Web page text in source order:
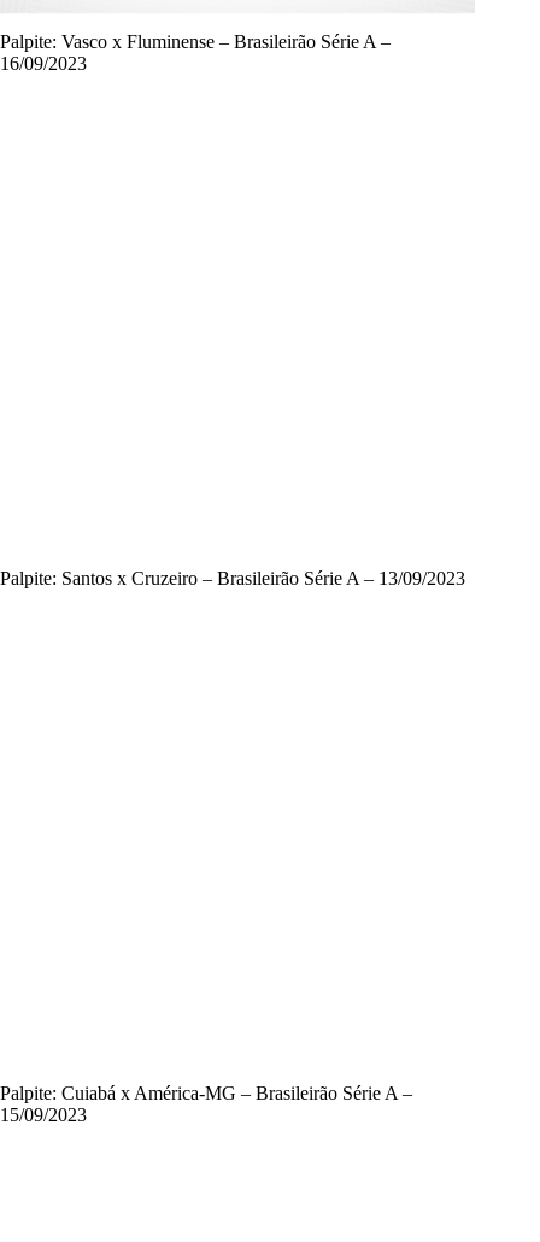
Palpite: Vasco x Fluminense – Brasileirão Série A –
16/09/2023
Palpite: Santos x Cruzeiro – Brasileirão Série A – 13/09/2023
Palpite: Cuiabá x América-MG – Brasileirão Série A –
15/09/2023